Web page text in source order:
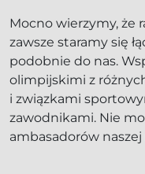
Mocno wierzymy, że
zawsze staramy się
podobnie do nas.
olimpijskimi z
i związkami
zawodnikami. Nie
ambasadorów